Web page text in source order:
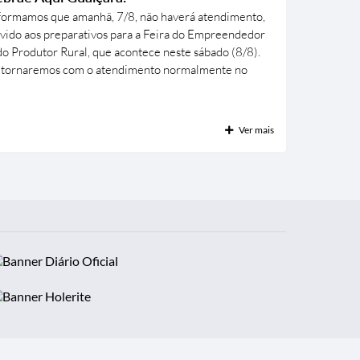
que amanhã, 7/8, não haverá atendimento,
aos preparativos para a Feira do Empreendedor
Produtor Rural, que acontece neste sábado (8/8).
com o atendimento normalmente no
Ver mais